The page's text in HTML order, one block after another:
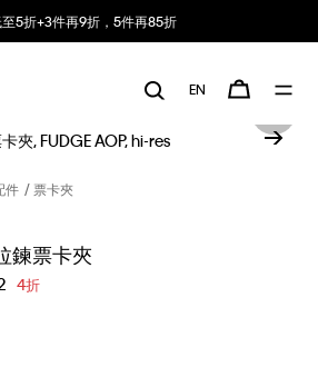
5折+3件再9折，5件再85折
EN
件
票卡夾
鍊票卡夾
4折